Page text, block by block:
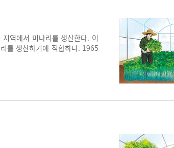
역에서 미나리를 생산한다. 이
를 생산하기에 적합하다. 1965
기 시작하여, 연간 1,000t 이상
재미나리는 일반 미나리와 달
.